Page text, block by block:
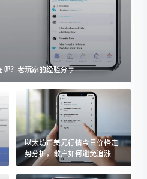
？老玩家的经验分享
以太坊币美元行情今日价格走
势分析，散户如何避免追涨杀
跌被套牢